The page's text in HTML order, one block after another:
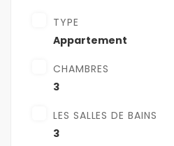
TYPE
Appartement
CHAMBRES
3
LES SALLES DE BAINS
3